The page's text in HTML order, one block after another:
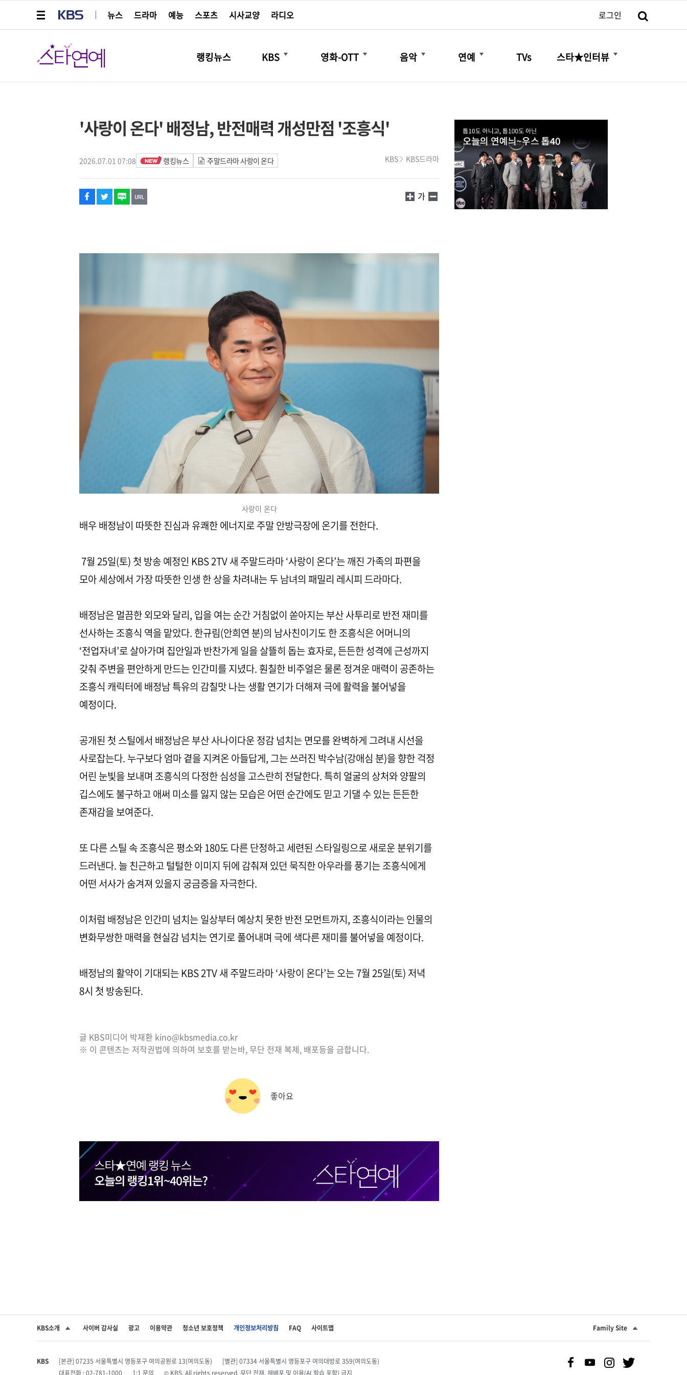
뉴스
드라마 예능 스포츠 시사교양 라디오 로그인
스타연예
랭킹뉴스 KBS
더보기
영화-OTT
더보기
음악
더보기
연예
더보기
TVs 스타★인터뷰
더보기
'사랑이 온다' 배정남, 반전매력 개성만점 '조흥식'
2026.07.01 07:08 랭킹뉴스 주말드라마 사랑이 온다 KBS KBS드라마
페이스북
트위터
네이버
URL복사
글씨 작게보기
가
글씨 크게보기
사랑이 온다
배우 배정남이 따뜻한 진심과 유쾌한 에너지로 주말 안방극장에 온기를 전한다.
7월 25일(토) 첫 방송 예정인 KBS 2TV 새 주말드라마 ‘사랑이 온다’는 깨진 가족의 파편을
모아 세상에서 가장 따뜻한 인생 한 상을 차려내는 두 남녀의 패밀리 레시피 드라마다.
배정남은 멀끔한 외모와 달리, 입을 여는 순간 거침없이 쏟아지는 부산 사투리로 반전 재미를
선사하는 조흥식 역을 맡았다. 한규림(안희연 분)의 남사친이기도 한 조흥식은 어머니의
‘전업자녀’로 살아가며 집안일과 반찬가게 일을 살뜰히 돕는 효자로, 든든한 성격에 근성까지
갖춰 주변을 편안하게 만드는 인간미를 지녔다. 훤칠한 비주얼은 물론 정겨운 매력이 공존하는
조흥식 캐릭터에 배정남 특유의 감칠맛 나는 생활 연기가 더해져 극에 활력을 불어넣을
예정이다.
공개된 첫 스틸에서 배정남은 부산 사나이다운 정감 넘치는 면모를 완벽하게 그려내 시선을
사로잡는다. 누구보다 엄마 곁을 지켜온 아들답게, 그는 쓰러진 박수남(강애심 분)을 향한 걱정
어린 눈빛을 보내며 조흥식의 다정한 심성을 고스란히 전달한다. 특히 얼굴의 상처와 양팔의
깁스에도 불구하고 애써 미소를 잃지 않는 모습은 어떤 순간에도 믿고 기댈 수 있는 든든한
존재감을 보여준다.
또 다른 스틸 속 조흥식은 평소와 180도 다른 단정하고 세련된 스타일링으로 새로운 분위기를
드러낸다. 늘 친근하고 털털한 이미지 뒤에 감춰져 있던 묵직한 아우라를 풍기는 조흥식에게
어떤 서사가 숨겨져 있을지 궁금증을 자극한다.
이처럼 배정남은 인간미 넘치는 일상부터 예상치 못한 반전 모먼트까지, 조흥식이라는 인물의
변화무쌍한 매력을 현실감 넘치는 연기로 풀어내며 극에 색다른 재미를 불어넣을 예정이다.
배정남의 활약이 기대되는 KBS 2TV 새 주말드라마 ‘사랑이 온다’는 오는 7월 25일(토) 저녁
8시 첫 방송된다.
글 KBS미디어 박재환 kino@kbsmedia.co.kr
※ 이 콘텐츠는 저작권법에 의하여 보호를 받는바, 무단 전재 복제, 배포등을 금합니다.
좋아요
KBS소개 사이버 감사실 광고 이용약관 청소년 보호정책 개인정보처리방침 FAQ 사이트맵 Family Site
KBS [본관] 07235 서울특별시 영등포구 여의공원로 13(여의도동)
[별관] 07334 서울특별시 영등포구 여의대방로 359(여의도동)
대표전화 : 02-781-1000
1:1 문의 © KBS. All rights reserved. 무단 전재, 재배포 및 이용(AI 학습 포함) 금지